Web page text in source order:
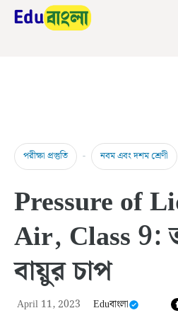
Skip
পরীক্ষা প্রস্তুতি - নবম এবং দশম শ্রেণী
Pressure of
Air, Class 9:
বায়ুর চাপ
April 11, 2023 Eduবাংলা